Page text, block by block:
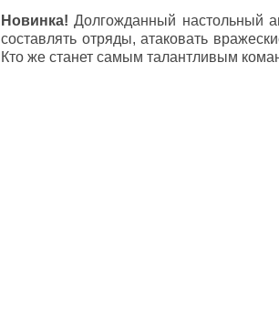
Новинка!Долгожданный настольный
составлять отряды, атаковать
Кто же станет самым талантливым